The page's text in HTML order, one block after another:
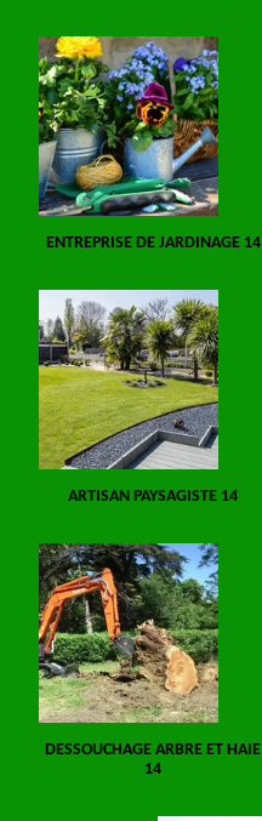
ENTREPRISE DE JARDINAGE 14
ARTISAN PAYSAGISTE 14
DESSOUCHAGE ARBRE ET HAIE
14